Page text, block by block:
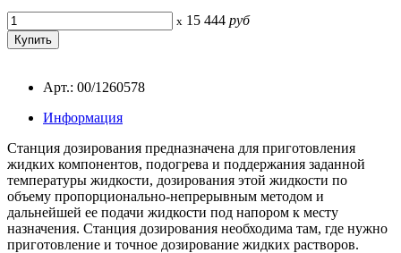
x 15 444 руб
Арт.: 00/1260578
Информация
Станция дозирования предназначена для приготовления
жидких компонентов, подогрева и поддержания заданной
температуры жидкости, дозирования этой жидкости по
объему пропорционально-непрерывным методом и
дальнейшей ее подачи жидкости под напором к месту
назначения. Станция дозирования необходима там, где нужно
приготовление и точное дозирование жидких растворов.